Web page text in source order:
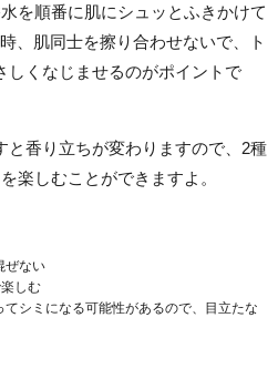
を順番に肌にシュッとふきかけて
、肌同士を擦り合わせないで、ト
しくなじませるのがポイントで
と香り立ちが変わりますので、2種
楽しむことができますよ。
ぜない
しむ
てシミになる可能性があるので、目立たな